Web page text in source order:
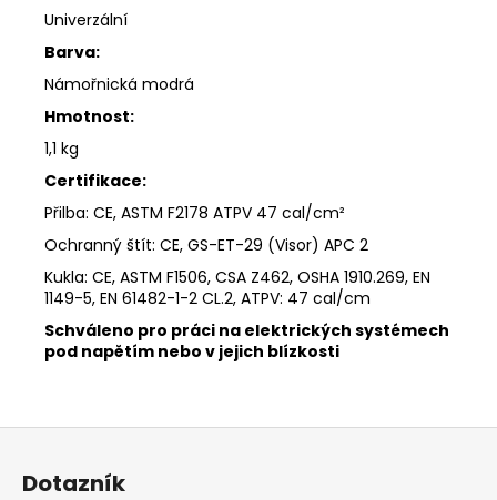
Univerzální
Barva:
Námořnická modrá
Hmotnost:
1,1 kg
Certifikace:
Přilba: CE, ASTM F2178 ATPV 47 cal/cm²
Ochranný štít: CE, GS-ET-29 (Visor) APC 2
Kukla: CE, ASTM F1506, CSA Z462, OSHA 1910.269, EN
1149-5, EN 61482-1-2 CL.2, ATPV: 47 cal/cm
Schváleno pro práci na elektrických systémech
pod napětím nebo v jejich blízkosti
Z
Dotazník